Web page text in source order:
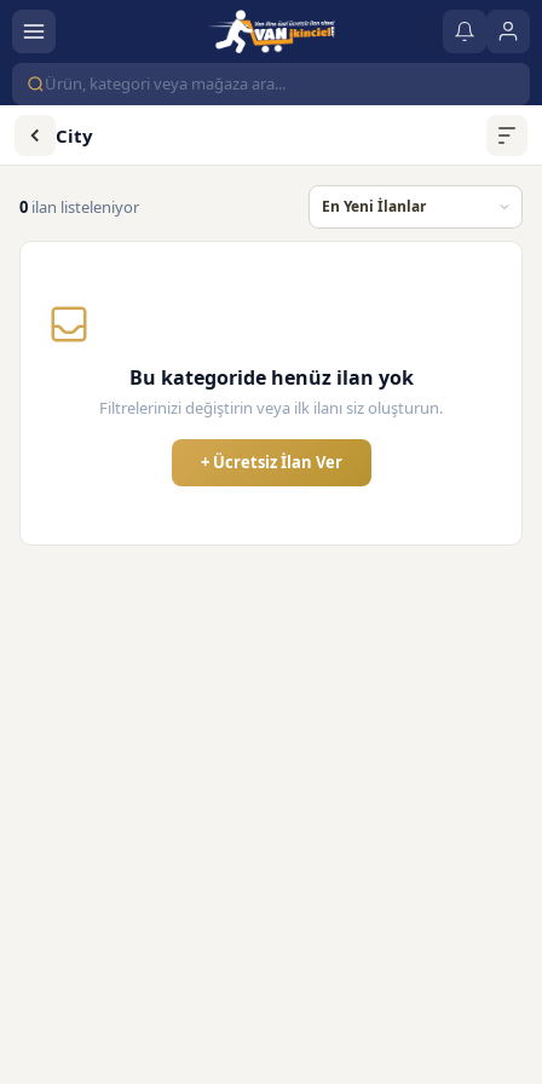
City
0 ilan listeleniyor
Bu kategoride henüz ilan yok
Filtrelerinizi değiştirin veya ilk ilanı siz oluşturun.
+ Ücretsiz İlan Ver